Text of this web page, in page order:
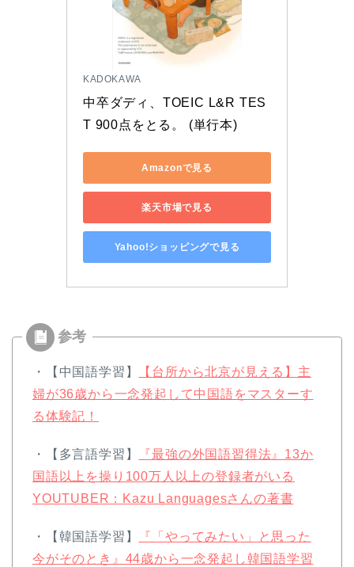
KADOKAWA
中卒ダディ、TOEIC L&R TES
T 900点をとる。 (単行本)
Amazonで見る
楽天市場で見る
Yahoo!ショッピングで見る
・【中国語学習】
【台所から北京が見える】主
婦が36歳から一念発起して中国語をマスターす
る体験記！
・【多言語学習】
『最強の外国語習得法』13か
国語以上を操り100万人以上の登録者がいる
YOUTUBER：Kazu Languagesさんの著書
・【韓国語学習】
『「やってみたい」と思った
今がそのとき』44歳から一念発起し韓国語学習